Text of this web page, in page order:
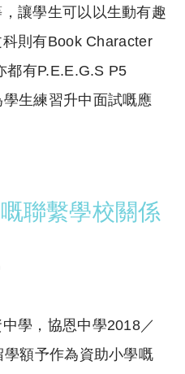
讓學生可以以生動有趣
則有Book Character
都有P.E.E.G.S P5
生練習升中面試嘅應
聯繫學校關係
學，協恩中學2018／
額予作為資助小學嘅